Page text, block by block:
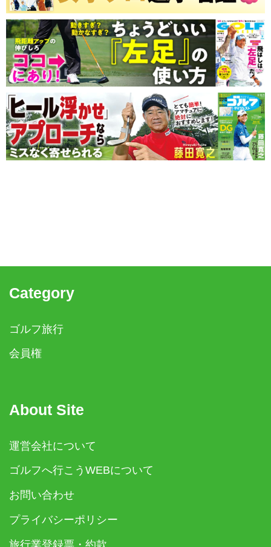
Category
ゴルフ旅行
会員権
About Site
運営会社について
ゴルフへ行こうWEBについて
お問い合わせ
プライバシーポリシー
旅行業登録票・約款